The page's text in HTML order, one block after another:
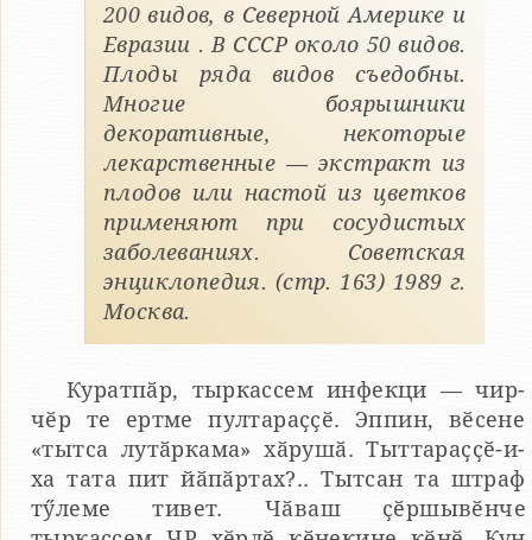
200 видов, в Северной Америке и
Евразии . В СССР около 50 видов.
Плоды ряда видов съедобны.
Многие боярышники
декоративные, некоторые
лекарственные — экстракт из
плодов или настой из цветков
применяют при сосудистых
заболеваниях. Советская
энциклопедия. (стр. 163) 1989 г.
Москва.
Куратпӑр, тыркассем инфекци — чир-
чӗр те ертме пултараҫҫӗ. Эппин, вӗсене
«тытса лутӑркама» хӑрушӑ. Тыттараҫҫӗ-и-
ха тата пит йӑпӑртах?.. Тытсан та штраф
тӳлеме тивет. Чӑваш ҫӗршывӗнче